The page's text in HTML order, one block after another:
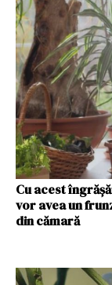
Cu acest
vor avea un
din cămară